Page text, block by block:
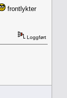
frontlykter
Loggført